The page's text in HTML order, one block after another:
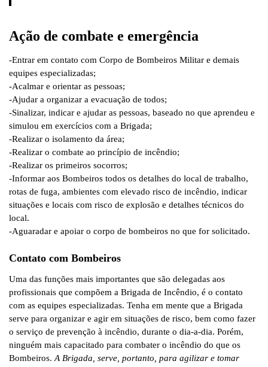
Ação de combate e emergência
-Entrar em contato com Corpo de Bombeiros Militar e demais
equipes especializadas;
-Acalmar e orientar as pessoas;
-Ajudar a organizar a evacuação de todos;
-Sinalizar, indicar e ajudar as pessoas, baseado no que aprendeu e
simulou em exercícios com a Brigada;
-Realizar o isolamento da área;
-Realizar o combate ao princípio de incêndio;
-Realizar os primeiros socorros;
-Informar aos Bombeiros todos os detalhes do local de trabalho,
rotas de fuga, ambientes com elevado risco de incêndio, indicar
situações e locais com risco de explosão e detalhes técnicos do
local.
-Aguaradar e apoiar o corpo de bombeiros no que for solicitado.
Contato com Bombeiros
Uma das funções mais importantes que são delegadas aos
profissionais que compõem a Brigada de Incêndio, é o contato
com as equipes especializadas. Tenha em mente que a Brigada
serve para organizar e agir em situações de risco, bem como fazer
o serviço de prevenção à incêndio, durante o dia-a-dia. Porém,
ninguém mais capacitado para combater o incêndio do que os
Bombeiros. A Brigada, serve, portanto, para agilizar e tomar